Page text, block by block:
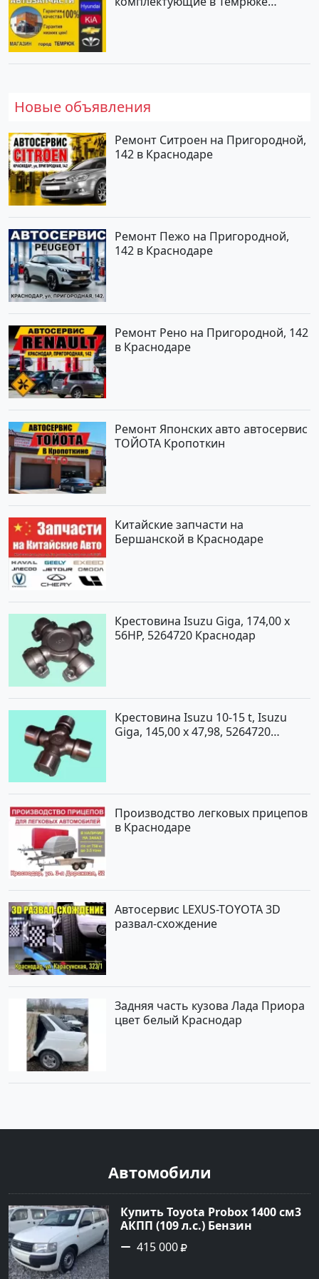
Новые объявления
Ремонт Ситроен на Пригородной,
142 в Краснодаре
Ремонт Пежо на Пригородной,
142 в Краснодаре
Ремонт Рено на Пригородной, 142
в Краснодаре
Ремонт Японских авто автосервис
ТОЙОТА Кропоткин
Китайские запчасти на
Бершанской в Краснодаре
Крестовина Isuzu Giga, 174,00 x
56HP, 5264720 Краснодар
Крестовина Isuzu 10-15 t, Isuzu
Giga, 145,00 x 47,98, 5264720
Производство легковых прицепов
в Краснодаре
Автосервис LEXUS-TOYOTA 3D
развал-схождение
Задняя часть кузова Лада Приора
цвет белый Краснодар
Автомобили
Купить Toyota Probox 1400 см3
АКПП (109 л.с.) Бензин
инжектор в Новороссийск:
цвет белый Универсал 2010
415 000